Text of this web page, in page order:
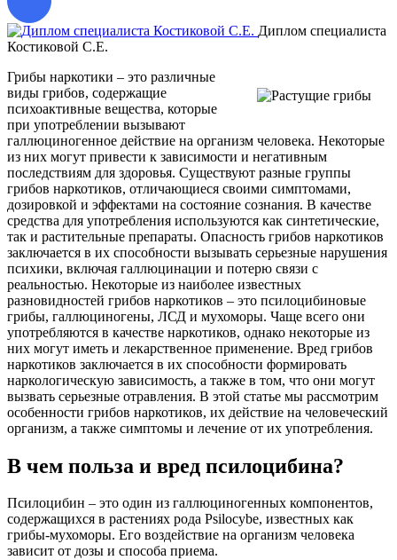
Диплом специалиста
Костиковой С.Е.
Грибы наркотики – это различные
виды грибов, содержащие
психоактивные вещества, которые
при употреблении вызывают
галлюциногенное действие на организм человека. Некоторые
из них могут привести к зависимости и негативным
последствиям для здоровья. Существуют разные группы
грибов наркотиков, отличающиеся своими симптомами,
дозировкой и эффектами на состояние сознания. В качестве
средства для употребления используются как синтетические,
так и растительные препараты. Опасность грибов наркотиков
заключается в их способности вызывать серьезные нарушения
психики, включая галлюцинации и потерю связи с
реальностью. Некоторые из наиболее известных
разновидностей грибов наркотиков – это псилоцибиновые
грибы, галлюциногены, ЛСД и мухоморы. Чаще всего они
употребляются в качестве наркотиков, однако некоторые из
них могут иметь и лекарственное применение. Вред грибов
наркотиков заключается в их способности формировать
наркологическую зависимость, а также в том, что они могут
вызвать серьезные отравления. В этой статье мы рассмотрим
особенности грибов наркотиков, их действие на человеческий
организм, а также симптомы и лечение от их употребления.
В чем польза и вред псилоцибина?
Псилоцибин – это один из галлюциногенных компонентов,
содержащихся в растениях рода Psilocybe, известных как
грибы-мухоморы. Его воздействие на организм человека
зависит от дозы и способа приема.